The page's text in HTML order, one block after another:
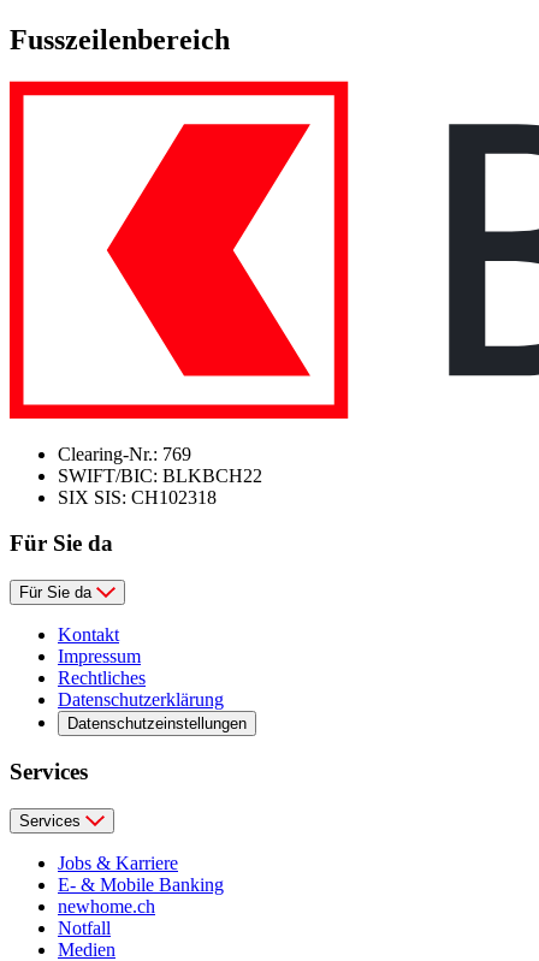
Fusszeilenbereich
Clearing-Nr.: 769
SWIFT/BIC: BLKBCH22
SIX SIS: CH102318
Für Sie da
Für Sie da
Kontakt
Impressum
Rechtliches
Datenschutzerklärung
Datenschutzeinstellungen
Services
Services
Jobs & Karriere
E- & Mobile Banking
newhome.ch
Notfall
Medien